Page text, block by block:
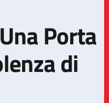
Porta
di